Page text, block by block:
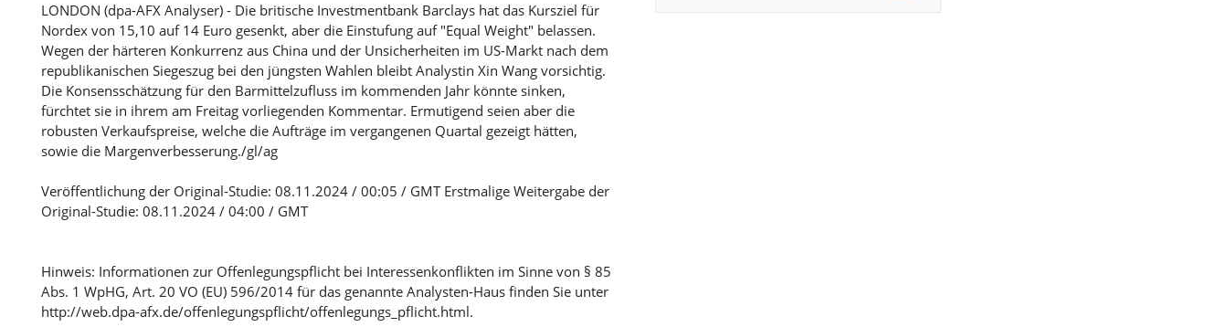
LONDON (dpa-AFX Analyser) - Die britische Investmentbank Barclays hat das Kursziel für
Nordex von 15,10 auf 14 Euro gesenkt, aber die Einstufung auf "Equal Weight" belassen.
Wegen der härteren Konkurrenz aus China und der Unsicherheiten im US-Markt nach dem
republikanischen Siegeszug bei den jüngsten Wahlen bleibt Analystin Xin Wang vorsichtig.
Die Konsensschätzung für den Barmittelzufluss im kommenden Jahr könnte sinken,
fürchtet sie in ihrem am Freitag vorliegenden Kommentar. Ermutigend seien aber die
robusten Verkaufspreise, welche die Aufträge im vergangenen Quartal gezeigt hätten,
sowie die Margenverbesserung./gl/ag
Veröffentlichung der Original-Studie: 08.11.2024 / 00:05 / GMT Erstmalige Weitergabe der
Original-Studie: 08.11.2024 / 04:00 / GMT
Hinweis: Informationen zur Offenlegungspflicht bei Interessenkonflikten im Sinne von § 85
Abs. 1 WpHG, Art. 20 VO (EU) 596/2014 für das genannte Analysten-Haus finden Sie unter
http://web.dpa-afx.de/offenlegungspflicht/offenlegungs_pflicht.html.